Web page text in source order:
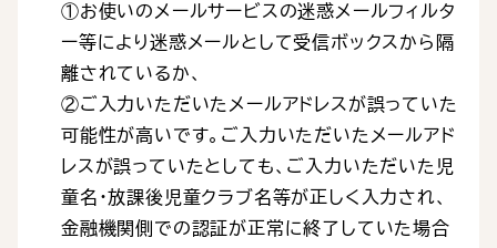
①お使いのメールサービスの迷惑メールフィルタ
ー等により迷惑メールとして受信ボックスから隔
離されているか、
②ご入力いただいたメールアドレスが誤っていた
可能性が高いです。ご入力いただいたメールアド
レスが誤っていたとしても、ご入力いただいた児
童名・放課後児童クラブ名等が正しく入力され、
金融機関側での認証が正常に終了していた場合